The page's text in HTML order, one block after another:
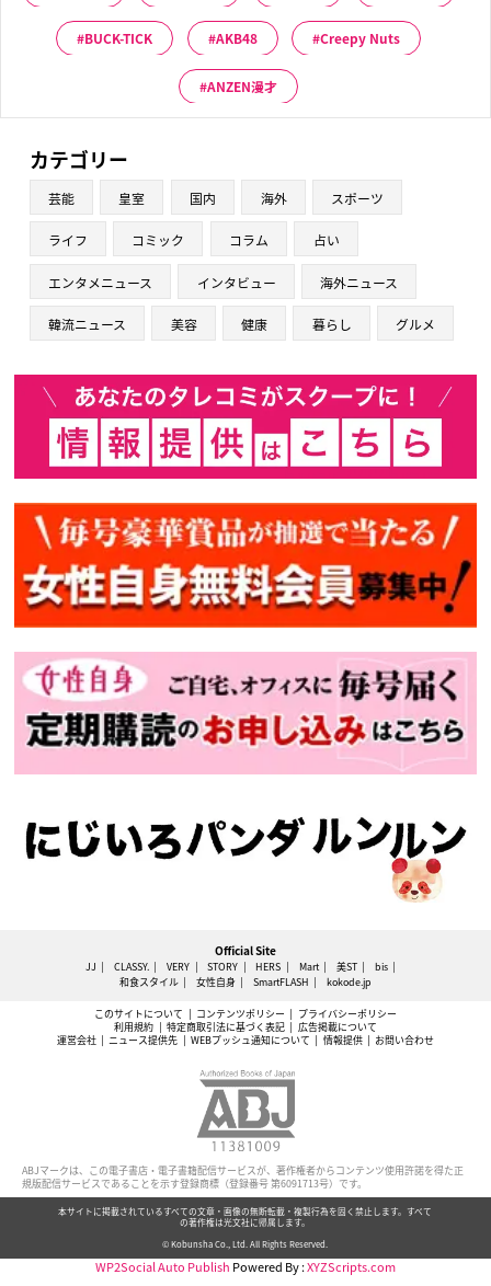
BUCK-TICK AKB48 Creepy Nuts
ANZEN漫才
カテゴリー
芸能 皇室 国内 海外 スポーツ
ライフ コミック コラム 占い
エンタメニュース インタビュー 海外ニュース
韓流ニュース 美容 健康 暮らし グルメ
Official Site
JJ CLASSY. VERY STORY HERS Mart 美ST
bis
和食スタイル
女性自身 SmartFLASH kokode.jp
このサイトについて コンテンツポリシー
プライバシーポリシー
利用規約
特定商取引法に基づく表記
広告掲載について
運営会社
ニュース提供先 WEBプッシュ通知について 情報提供 お問い合わせ
ABJマークは、この電子書店・電子書籍配信サービスが、著作権者からコンテンツ使用許諾を得た正
規版配信サービスであることを示す登録商標（登録番号 第6091713号）です。
本サイトに掲載されているすべての文章・画像の無断転載・複製行為を固く禁止します。すべて
の著作権は光文社に帰属します。
© Kobunsha Co., Ltd. All Rights Reserved.
WP2Social Auto Publish Powered By :XYZScripts.com